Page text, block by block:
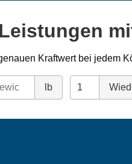
Kraftwert bei jedem
lb